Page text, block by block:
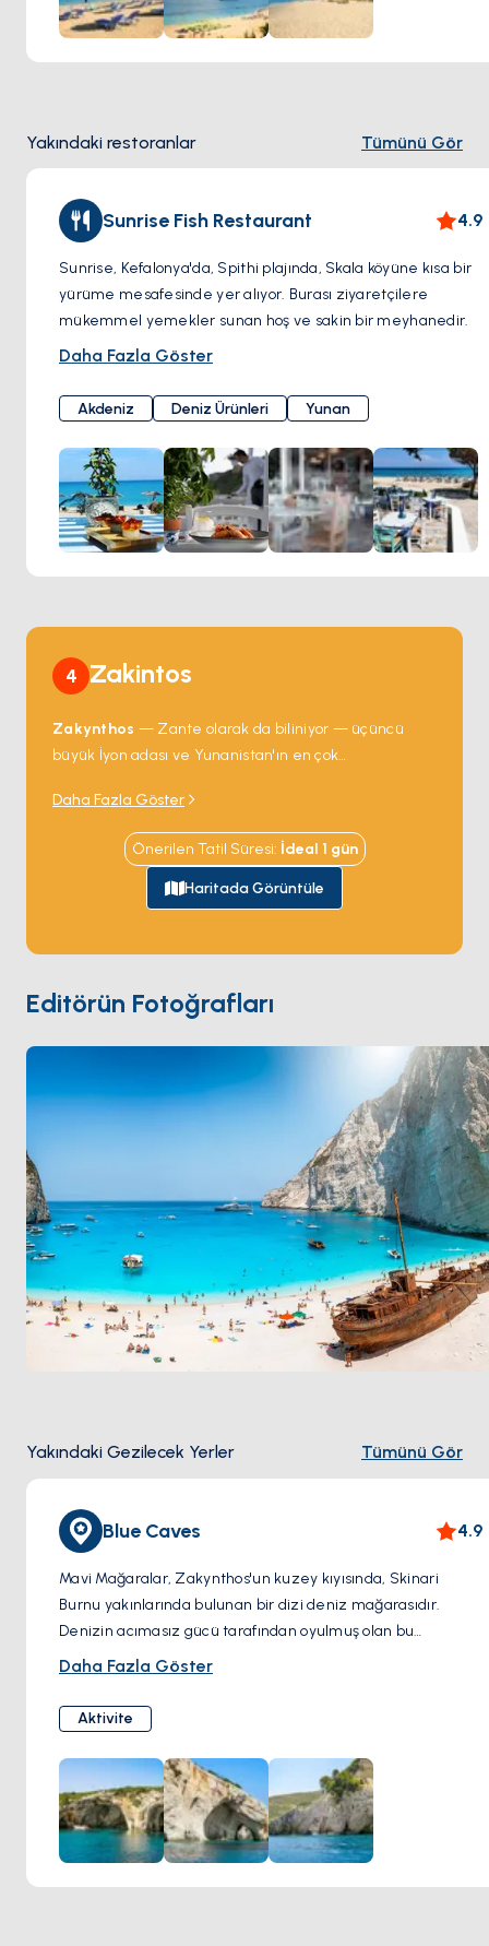
Yakındaki restoranlar Tümünü Gör
Sunrise Fish Restaurant 4.9
Sunrise, Kefalonya'da, Spithi plajında, Skala köyüne kısa bir
yürüme mesafesinde yer alıyor. Burası ziyaretçilere
mükemmel yemekler sunan hoş ve sakin bir meyhanedir.
Çipura, karides ve kalamar gibi çok çeşitli deniz ürünleri
Sakin ortam, sahil boyunca yürüyüş yapmanıza ve bölgenin
huzurunun keyfini çıkarmanıza olanak sağlar. Meyhanenin
masaların yerleştirildiği rengarenk çiçeklerle dolu güzel bir
de bahçesi yer alıyor.
Daha Fazla Göster
Akdeniz Deniz Ürünleri Yunan
4 Zakintos
Zakynthos — Zante olarak da biliniyor — üçüncü
büyük İyon adası ve Yunanistan'ın en çok
yapıyor. Kuzeybatı kıyısındaki
kumda yarı gömülü paslanan bir kaçakçı batığı (MV
Panagiotis) ile dik kayalıklarla çevrili 200 metrelik bir
koy; yalnızca tekneyle erişiliyor. Kuzeydeki
, öğle güneşinde suyun elektrik mavisine
kaplumbağaları
için korumalı bir yumurtlama alanı.
Zakynthos Kefalonia'dan 90 dakika. Sezon
Ekimarası açık.
Daha Fazla Göster
Önerilen Tatil Süresi: İdeal 1 gün
Haritada Görüntüle
Editörün Fotoğrafları
Yakındaki Gezilecek Yerler Tümünü Gör
Blue Caves 4.9
Mavi Mağaralar, Zakynthos'un kuzey kıyısında, Skinari
Burnu yakınlarında bulunan bir dizi deniz mağarasıdır.
Denizin acımasız gücü tarafından oyulmuş olan bu
mağaralar, güneş ışığını yansıtan çarpıcı mavi sulardan
Ziyaretçiler, mağaraları tekneyle keşfedebilir ve
parıldayan lacivert tonları ile karmaşık kaya oluşumlarının
tadını çıkarabilirler. Mavi Mağaralar, doğa severler ve
fotoğrafçılar için mutlaka görülmesi gereken bir cazibedir.
Daha Fazla Göster
Aktivite